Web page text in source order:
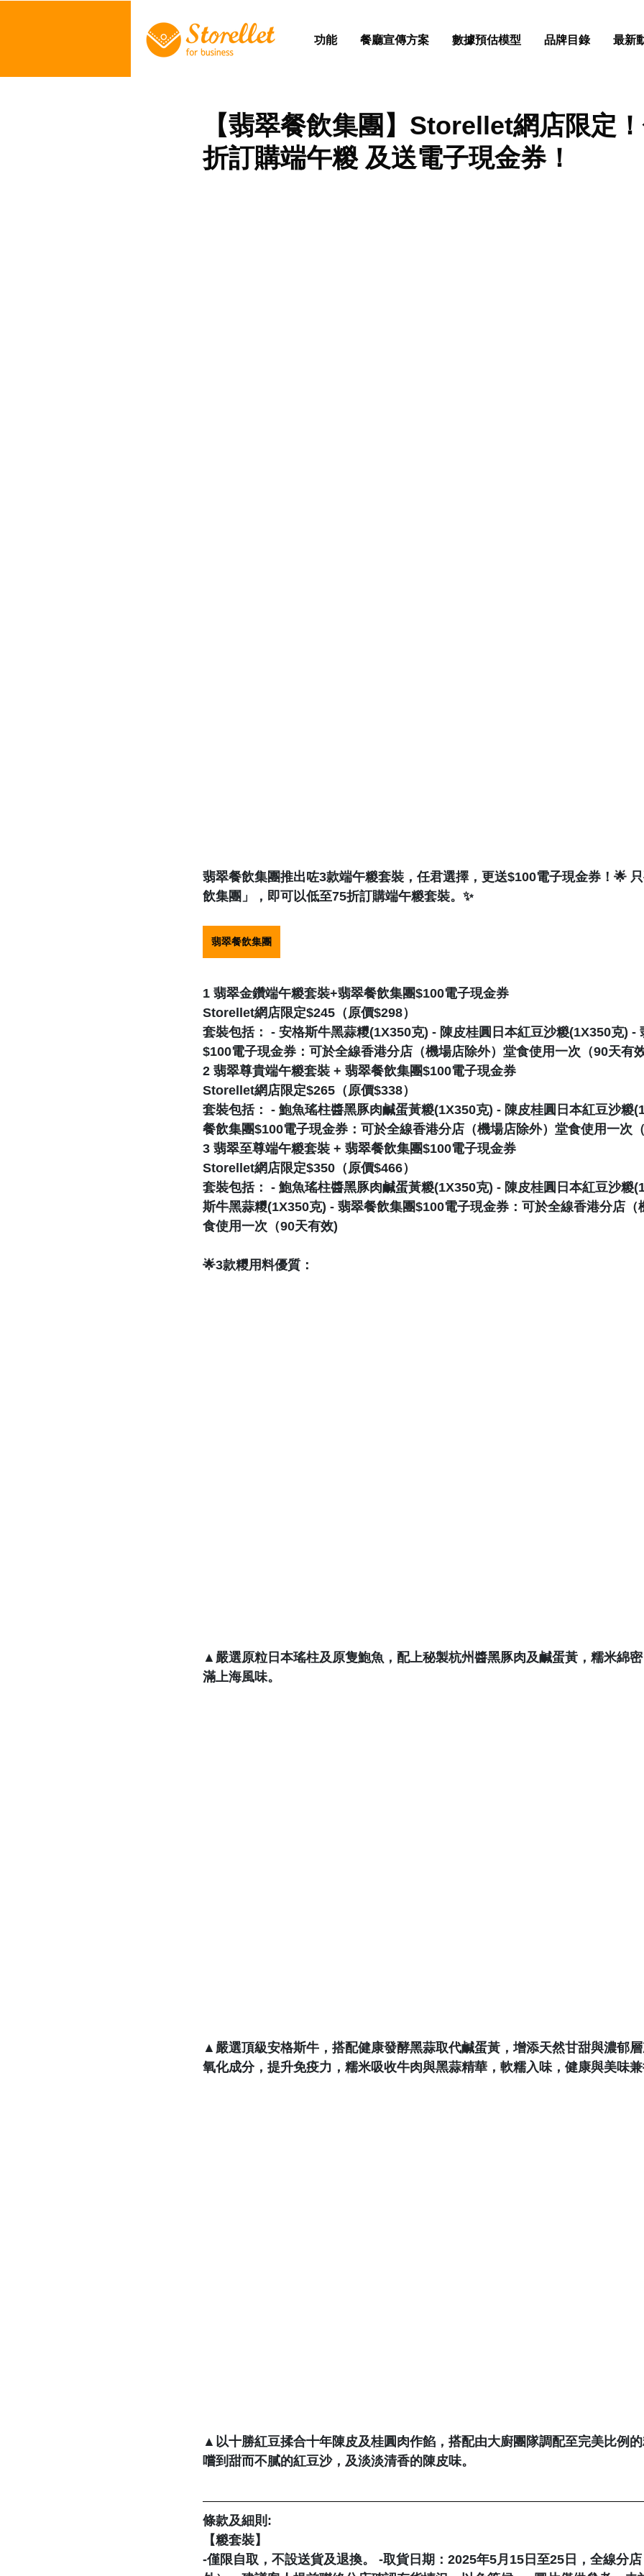
功能 餐廳宣傳方案 數據預估模型 品牌目錄 最新
【翡翠餐飲集團】Storellet網店限定
折訂購端午糉 及送電子現金券！
翡翠餐飲集團推出咗3款端午糉套裝，任君選擇，更送$100電子現金券！🌟
飲集團」，即可以低至75折訂購端午糉套裝。✨
翡翠餐飲集團
1 翡翠金鑽端午糉套裝+翡翠餐飲集團$100電子現金券
Storellet網店限定$245（原價$298）
套裝包括： - 安格斯牛黑蒜糭(1X350克) - 陳皮桂圓日本紅豆沙糉(1X350克) -
$100電子現金券：可於全線香港分店（機場店除外）堂食使用一次（90天有效
2 翡翠尊貴端午糉套裝 + 翡翠餐飲集團$100電子現金券
Storellet網店限定$265（原價$338）
套裝包括： - 鮑魚瑤柱醬黑豚肉鹹蛋黃糉(1X350克) - 陳皮桂圓日本紅豆沙糉
餐飲集團$100電子現金券：可於全線香港分店（機場店除外）堂食使用一次（
3 翡翠至尊端午糉套裝 + 翡翠餐飲集團$100電子現金券
Storellet網店限定$350（原價$466）
套裝包括： - 鮑魚瑤柱醬黑豚肉鹹蛋黃糉(1X350克) - 陳皮桂圓日本紅豆沙糉
斯牛黑蒜糭(1X350克) - 翡翠餐飲集團$100電子現金券：可於全線香港分店（
食使用一次（90天有效)
🌟3款糭用料優質：
▲嚴選原粒日本瑤柱及原隻鮑魚，配上秘製杭州醬黑豚肉及鹹蛋黃，糯米綿
滿上海風味。
▲嚴選頂級安格斯牛，搭配健康發酵黑蒜取代鹹蛋黃，增添天然甘甜與濃郁
氧化成分，提升免疫力，糯米吸收牛肉與黑蒜精華，軟糯入味，健康與美味兼
▲以十勝紅豆揉合十年陳皮及桂圓肉作餡，搭配由大廚團隊調配至完美比例
嚐到甜而不膩的紅豆沙，及淡淡清香的陳皮味。
條款及細則:
【糉套裝】
-僅限自取，不設送貨及退換。 -取貨日期：2025年5月15日至25日，全線分